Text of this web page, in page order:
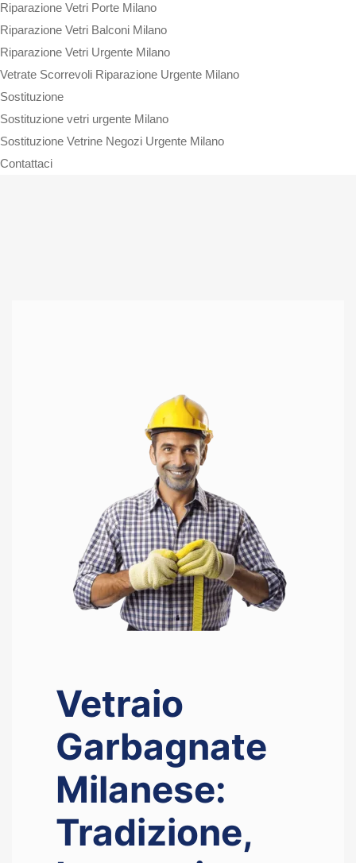
Riparazione Vetri Porte Milano
Riparazione Vetri Balconi Milano
Riparazione Vetri Urgente Milano
Vetrate Scorrevoli Riparazione Urgente Milano
Sostituzione
Sostituzione vetri urgente Milano
Sostituzione Vetrine Negozi Urgente Milano
Contattaci
Vetraio
Garbagnate
Milanese:
Tradizione,